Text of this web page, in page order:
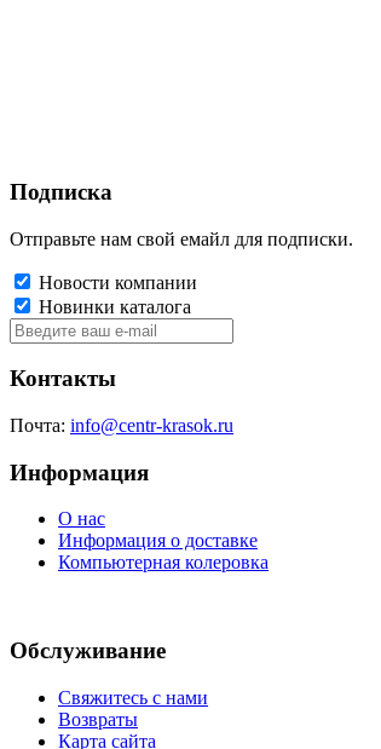
Подписка
Отправьте нам свой емайл для подписки.
Новости компании
Новинки каталога
Контакты
Почта: info@centr-krasok.ru
Информация
О нас
Информация о доставке
Компьютерная колеровка
Обслуживание
Свяжитесь с нами
Возвраты
Карта сайта